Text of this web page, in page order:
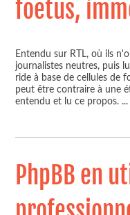
foetus,
Entendu sur RTL, où ils
journalistes neutres, puis
ride à base de cellules de
peut être contraire à une
entendu et lu ce propos. ...
PhpBB en